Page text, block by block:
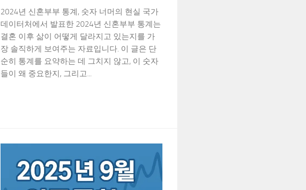
2024년 신혼부부 통계, 숫자 너머의 현실 국가
데이터처에서 발표한 2024년 신혼부부 통계는
결혼 이후 삶이 어떻게 달라지고 있는지를 가
장 솔직하게 보여주는 자료입니다. 이 글은 단
순히 통계를 요약하는 데 그치지 않고, 이 숫자
들이 왜 중요한지, 그리고...